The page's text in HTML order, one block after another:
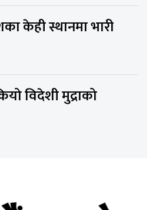
केही स्थानमा भारी
विदेशी मुद्राको